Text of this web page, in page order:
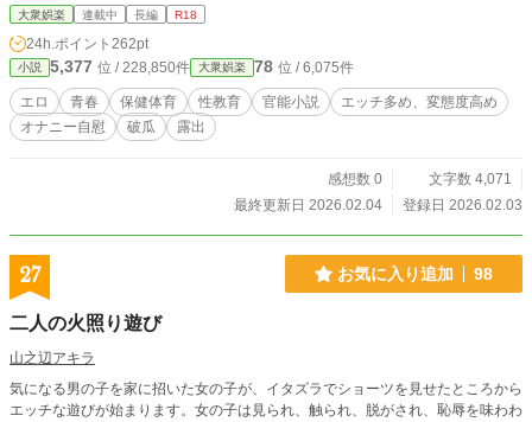
大衆娯楽 連載中 長編 R18
24h.ポイント 262pt
小説 5,377 位 / 228,850件 大衆娯楽 78 位 / 6,075件
エロ 青春 保健体育 性教育 官能小説
エッチ多め、変態度高め
オナニー自慰
破瓜 露出
感想数 0
文字数 4,071
最終更新日 2026.02.04
登録日 2026.02.03
27 お気に入り追加 98
二人の火照り遊び
山之辺アキラ
気になる男の子を家に招いた女の子が、イタズラでショーツを見せたところから
エッチな遊びが始まります。女の子は見られ、触られ、脱がされ、恥辱を味わわ